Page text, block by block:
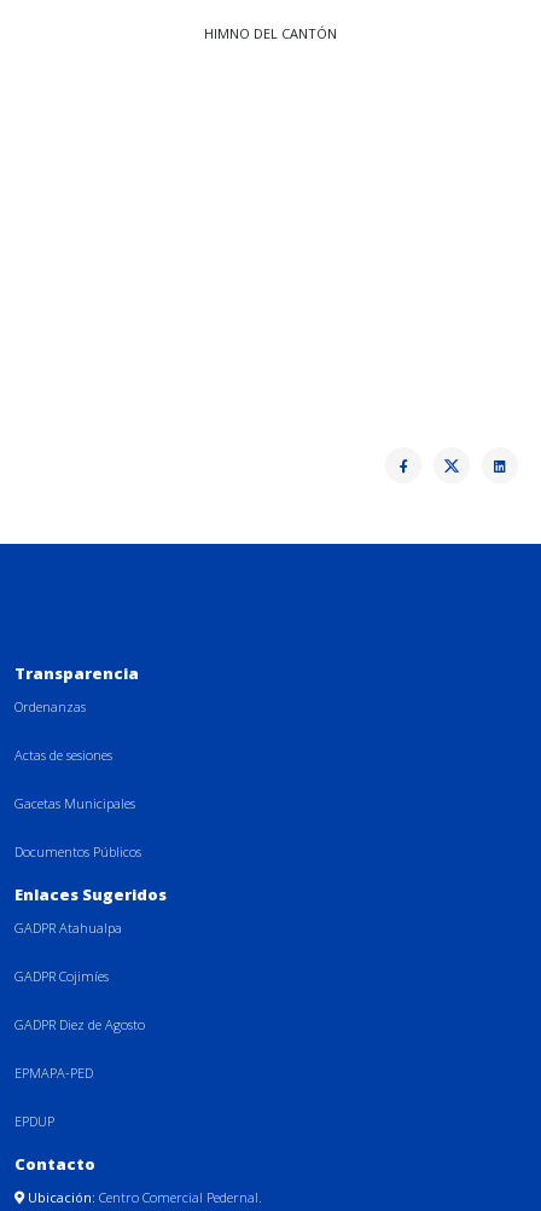
HIMNO DEL CANTÓN
Transparencia
Ordenanzas
Actas de sesiones
Gacetas Municipales
Documentos Públicos
Enlaces Sugeridos
GADPR Atahualpa
GADPR Cojimíes
GADPR Diez de Agosto
EPMAPA-PED
EPDUP
Contacto
Ubicación: Centro Comercial Pedernal.